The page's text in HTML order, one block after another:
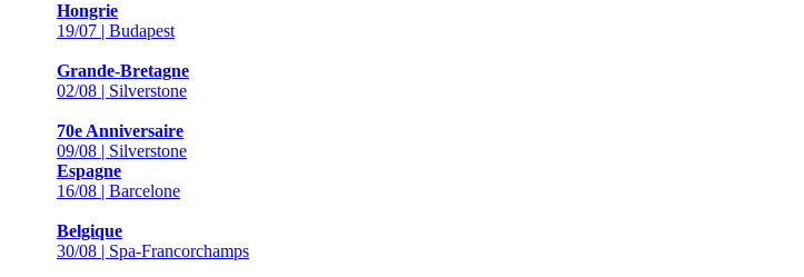
Hongrie
19/07 | Budapest
Grande-Bretagne
02/08 | Silverstone
70e Anniversaire
09/08 | Silverstone
Espagne
16/08 | Barcelone
Belgique
30/08 | Spa-Francorchamps